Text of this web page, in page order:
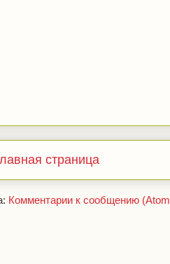
страница
Комментарии к сообщению